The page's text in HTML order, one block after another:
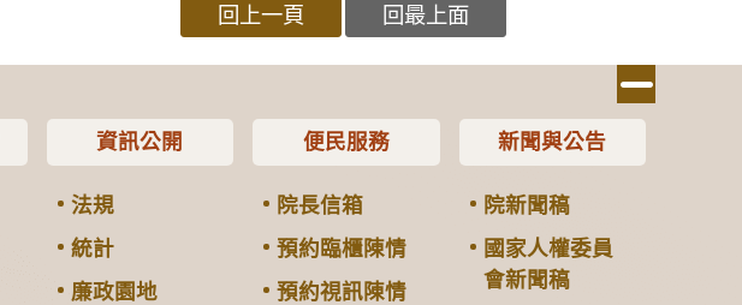
回上一頁 回最上面
資訊公開
法規
統計
廉政園地
便民服務
院長信箱
預約臨櫃陳情
預約視訊陳情
新聞與公告
院新聞稿
國家人權委員
會新聞稿